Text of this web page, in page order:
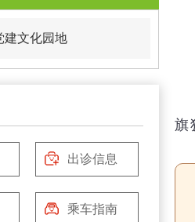
建文化园地
出诊信息
乘车指南
旗